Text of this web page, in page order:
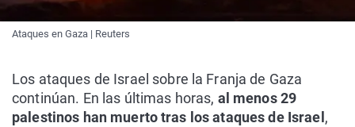
Ataques en Gaza | Reuters
Los ataques de Israel sobre la Franja de Gaza
continúan. En las últimas horas, al menos 29
palestinos han muerto tras los ataques de Israel ,